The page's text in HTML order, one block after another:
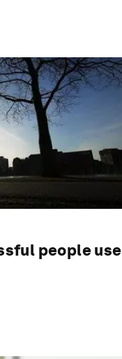
people use